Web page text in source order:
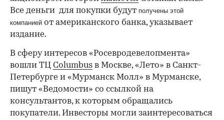
Все деньги для покупки будут получены этой
компанией от американского банка, указывает
издание.
В сферу интересов «Росевродевелопмента»
вошли ТЦ Columbus в Москве, «Лето» в Санкт-
Петербурге и «Мурманск Молл» в Мурманске,
пишут «Ведомости» со ссылкой на
консультантов, к которым обращались
покупатели. Инвесторы могли заинтересоваться